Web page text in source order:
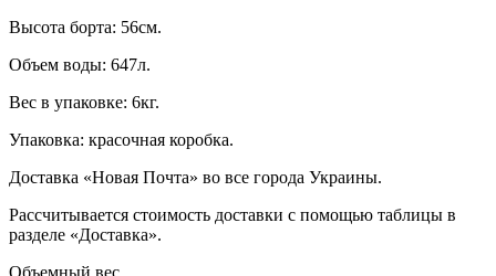
Высота борта: 56см.
Объем воды: 647л.
Вес в упаковке: 6кг.
Упаковка: красочная коробка.
Доставка «Новая Почта» во все города Украины.
Рассчитывается стоимость доставки с помощью таблицы в
разделе «Доставка».
Объемный вес